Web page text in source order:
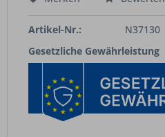
Artikel-Nr.:
N37130
Gesetzliche Gewährleistung